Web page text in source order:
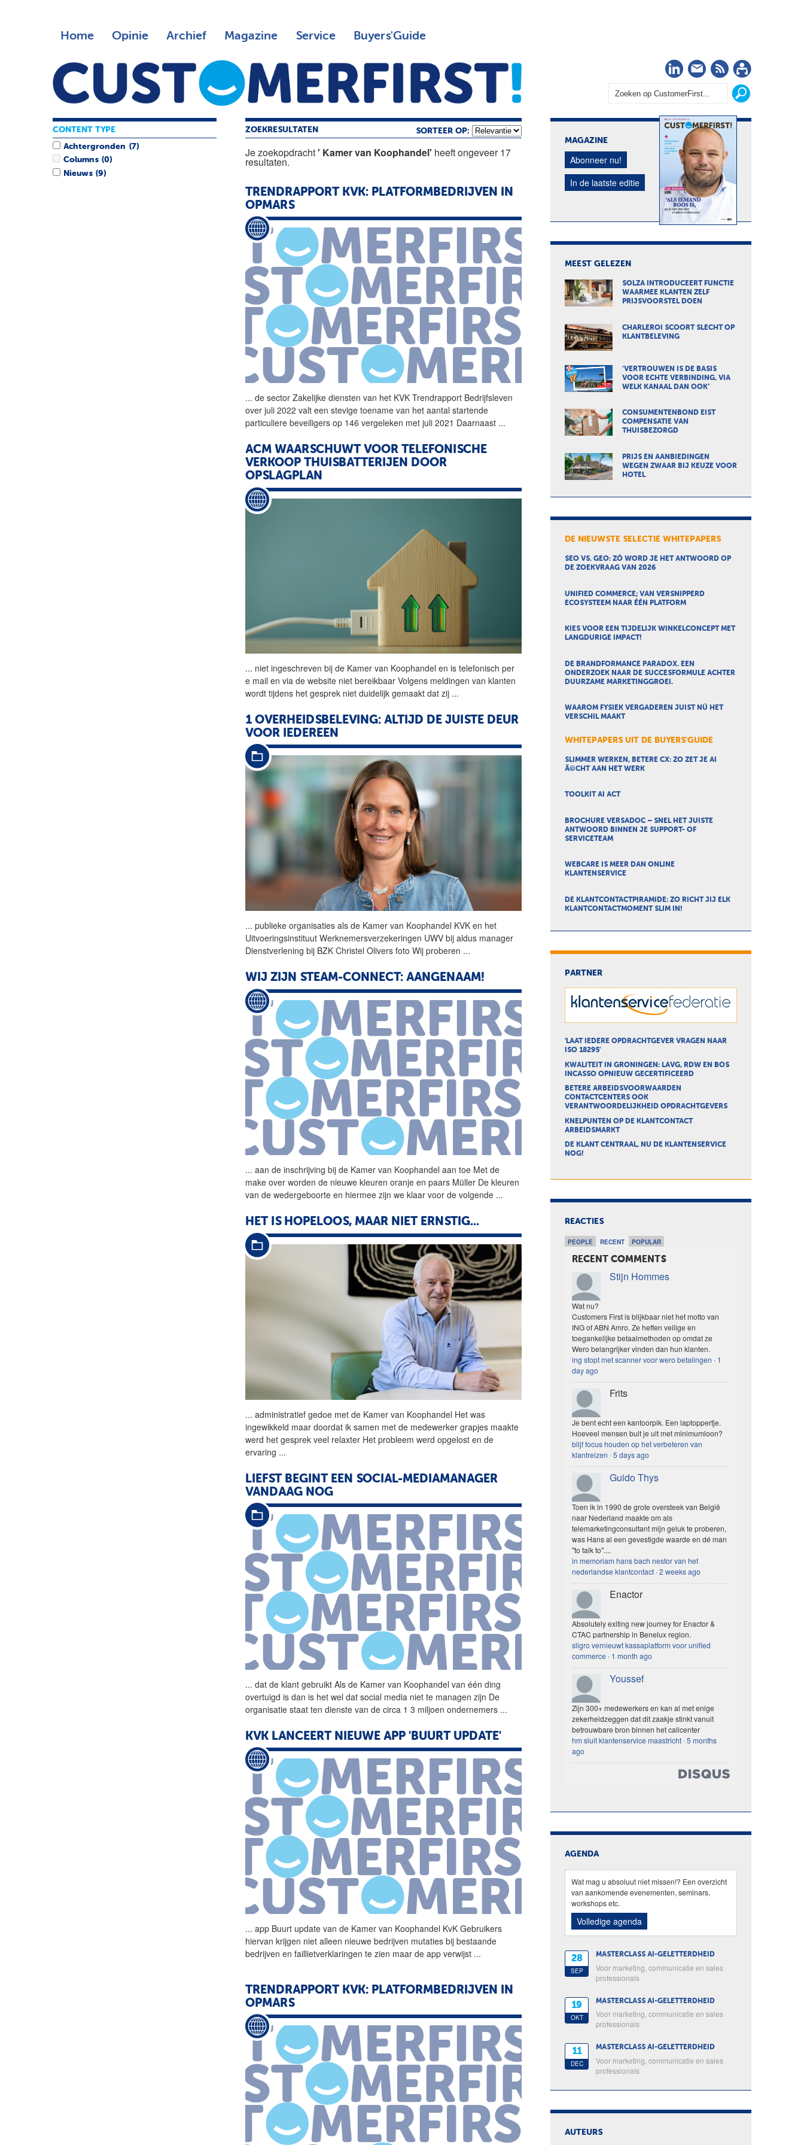
Home Opinie Archief Magazine Service Buyers'Guide
LinkedIn
Nieuwsbrief
RSS
ZOEKRESULTATEN SORTEER OP:
Je zoekopdracht' Kamer van Koophandel' heeft ongeveer 17
resultaten.
TRENDRAPPORT KVK: PLATFORMBEDRIJVEN IN
OPMARS
... de sector Zakelijke dienstenvan het KVK Trendrapport Bedrijfsleven
over juli 2022 valt een stevige toenamevan het aantal startende
particuliere beveiligers op 146 vergeleken met juli 2021 Daarnaast ...
ACM WAARSCHUWT VOOR TELEFONISCHE
VERKOOP THUISBATTERIJEN DOOR
OPSLAGPLAN
... niet ingeschreven bij de Kamer van Koophandel en is telefonisch per
e mail en via de website niet bereikbaar Volgens meldingenvan klanten
wordt tijdens het gesprek niet duidelijk gemaakt dat zij ...
1 OVERHEIDSBELEVING: ALTIJD DE JUISTE DEUR
VOOR IEDEREEN
... publieke organisaties als de Kamer van Koophandel KVK en het
Uitvoeringsinstituut Werknemersverzekeringen UWV bij aldus manager
Dienstverlening bij BZK Christel Olivers foto Wij proberen ...
WIJ ZIJN STEAM-CONNECT: AANGENAAM!
... aan de inschrijving bij de Kamer van Koophandel aan toe Met de
make over worden de nieuwe kleuren oranje en paars Müller De kleuren
van de wedergeboorte en hiermee zijn we klaar voor de volgende ...
HET IS HOPELOOS, MAAR NIET ERNSTIG...
... administratief gedoe met de Kamer van Koophandel Het was
ingewikkeld maar doordat ik samen met de medewerker grapjes maakte
werd het gesprek veel relaxter Het probleem werd opgelost en de
ervaring ...
LIEFST BEGINT EEN SOCIAL-MEDIAMANAGER
VANDAAG NOG
... dat de klant gebruikt Als de Kamer van Koophandel van één ding
overtuigd is dan is het wel dat social media niet te managen zijn De
organisatie staat ten dienstevan de circa 1 3 miljoen ondernemers ...
KVK LANCEERT NIEUWE APP 'BUURT UPDATE'
... app Buurt updatevan de Kamer van Koophandel KvK Gebruikers
hiervan krijgen niet alleen nieuwe bedrijven mutaties bij bestaande
bedrijven en faillietverklaringen te zien maar de app verwijst ...
TRENDRAPPORT KVK: PLATFORMBEDRIJVEN IN
OPMARS
CONTENT TYPE
Achtergronden (7)
Columns (0)
Nieuws (9)
MAGAZINE
Abonneer nu!
In de laatste editie
MEEST GELEZEN
SOLZA INTRODUCEERT FUNCTIE
WAARMEE KLANTEN ZELF
PRIJSVOORSTEL DOEN
CHARLEROI SCOORT SLECHT OP
KLANTBELEVING
‘VERTROUWEN IS DE BASIS
VOOR ECHTE VERBINDING, VIA
WELK KANAAL DAN OOK’
CONSUMENTENBOND EIST
COMPENSATIE VAN
THUISBEZORGD
PRIJS EN AANBIEDINGEN
WEGEN ZWAAR BIJ KEUZE VOOR
HOTEL
DE NIEUWSTE SELECTIE WHITEPAPERS
SEO VS. GEO: ZÓ WORD JE HET ANTWOORD OP
DE ZOEKVRAAG VAN 2026
UNIFIED COMMERCE; VAN VERSNIPPERD
ECOSYSTEEM NAAR ÉÉN PLATFORM
KIES VOOR EEN TIJDELIJK WINKELCONCEPT MET
LANGDURIGE IMPACT!
DE BRANDFORMANCE PARADOX. EEN
ONDERZOEK NAAR DE SUCCESFORMULE ACHTER
DUURZAME MARKETINGGROEI.
WAAROM FYSIEK VERGADEREN JUIST NÚ HET
VERSCHIL MAAKT
WHITEPAPERS UIT DE BUYERS'GUIDE
SLIMMER WERKEN, BETERE CX: ZO ZET JE AI
Ã©CHT AAN HET WERK
TOOLKIT AI ACT
BROCHURE VERSADOC – SNEL HET JUISTE
ANTWOORD BINNEN JE SUPPORT- OF
SERVICETEAM
WEBCARE IS MEER DAN ONLINE
KLANTENSERVICE
DE KLANTCONTACTPIRAMIDE: ZO RICHT JIJ ELK
KLANTCONTACTMOMENT SLIM IN!
PARTNER
'LAAT IEDERE OPDRACHTGEVER VRAGEN NAAR
ISO 18295'
KWALITEIT IN GRONINGEN: LAVG, RDW EN BOS
INCASSO OPNIEUW GECERTIFICEERD
BETERE ARBEIDSVOORWAARDEN
CONTACTCENTERS OOK
VERANTWOORDELIJKHEID OPDRACHTGEVERS
KNELPUNTEN OP DE KLANTCONTACT
ARBEIDSMARKT
DE KLANT CENTRAAL, NU DE KLANTENSERVICE
NOG!
REACTIES
PEOPLE RECENT POPULAR
RECENT COMMENTS
Stijn Hommes
Wat nu?
Customers First is blijkbaar niet het motto van
ING of ABN Amro. Ze heffen veilige en
toegankelijke betaalmethoden op omdat ze
Wero belangrijker vinden dan hun klanten.
ing stopt met scanner voor wero betalingen · 1
day ago
Frits
Je bent echt een kantoorpik. Een laptoppertje.
Hoeveel mensen buit je uit met minimumloon?
blijf focus houden op het verbeteren van
klantreizen ·5 days ago
Guido Thys
Toen ik in 1990 de grote oversteek van België
naar Nederland maakte om als
telemarketingconsultant mijn geluk te proberen,
was Hans al een gevestigde waarde en dé man
"to talk to"....
in memoriam hans bach nestor van het
nederlandse klantcontact ·2 weeks ago
Enactor
Absolutely exiting new journey for Enactor &
CTAC partnership in Benelux region.
sligro vernieuwt kassaplatform voor unified
commerce · 1 month ago
Youssef
Zijn 300+ medewerkers en kan al met enige
zekerheidzeggen dat dit zaakje stinkt vanuit
betrouwbare bron binnen het callcenter
hm sluit klantenservice maastricht ·5 months
ago
AGENDA
Wat mag u absoluut niet missen!? Een overzicht
van aankomende evenementen, seminars,
workshops etc.
Volledige agenda
28
SEP
MASTERCLASS AI-GELETTERDHEID
Voor marketing, communicatie en sales
professionals
19
OKT
MASTERCLASS AI-GELETTERDHEID
Voor marketing, communicatie en sales
professionals
11
DEC
MASTERCLASS AI-GELETTERDHEID
Voor marketing, communicatie en sales
professionals
AUTEURS